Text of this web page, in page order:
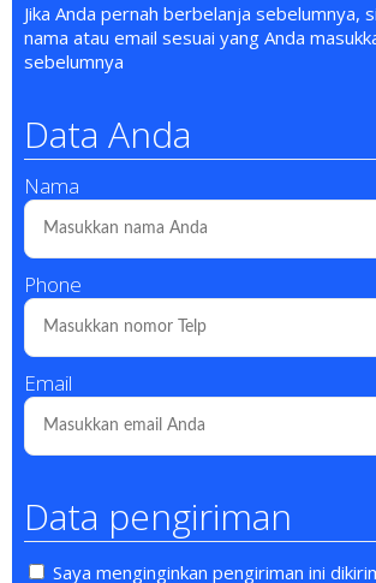
Jika Anda pernah berbelanja sebelumnya,
nama atau email sesuai yang Anda
sebelumnya
Data Anda
Nama
Phone
Email
Data pengiriman
Saya menginginkan pengiriman ini